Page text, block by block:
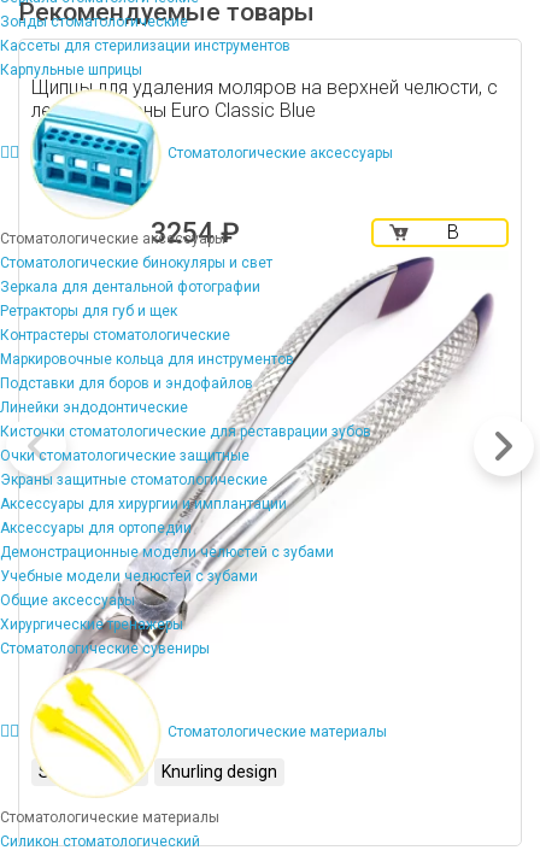
Зонды стоматологические
Кассеты для стерилизации инструментов
Карпульные шприцы
Стоматологические аксессуары
Стоматологические аксессуары
Стоматологические бинокуляры и свет
Зеркала для дентальной фотографии
Ретракторы для губ и щек
Контрастеры стоматологические
Маркировочные кольца для инструментов
Подставки для боров и эндофайлов
Линейки эндодонтические
Кисточки стоматологические для реставрации зубов
Очки стоматологические защитные
Экраны защитные стоматологические
Аксессуары для хирургии и имплантации
Аксессуары для ортопедии
Демонстрационные модели челюстей с зубами
Учебные модели челюстей с зубами
Общие аксессуары
Хирургические тренажеры
Стоматологические сувениры
Стоматологические материалы
Стоматологические материалы
Силикон стоматологический
Рекомендуемые товары
Щипцы для удаления моляров на верхней челюсти, с
левой стороны Euro Classic Blue
3254 ₽
В
корзину
Stainless 410 Knurling design